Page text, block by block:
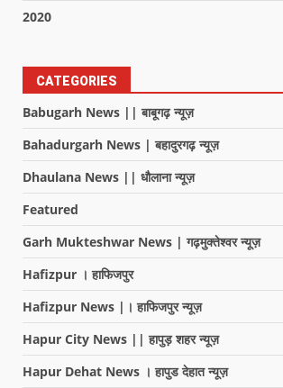
2020
CATEGORIES
Babugarh News || बाबूगढ़ न्यूज़
Bahadurgarh News | बहादुरगढ़ न्यूज़
Dhaulana News || धौलाना न्यूज़
Featured
Garh Mukteshwar News | गढ़मुक्तेश्वर न्यूज़
Hafizpur । हाफिजपुर
Hafizpur News |। हाफिजपुर न्यूज़
Hapur City News || हापुड़ शहर न्यूज़
Hapur Dehat News । हापुड देहात न्यूज़